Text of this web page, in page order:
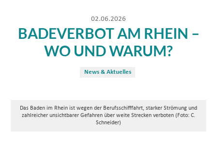
02.06.2026
BADEVERBOT AM RHEIN –
WO UND WARUM?
News & Aktuelles
Das Baden im Rhein ist wegen der Berufsschifffahrt, starker Strömung und
zahlreicher unsichtbarer Gefahren über weite Strecken verboten (Foto: C.
Schneider)